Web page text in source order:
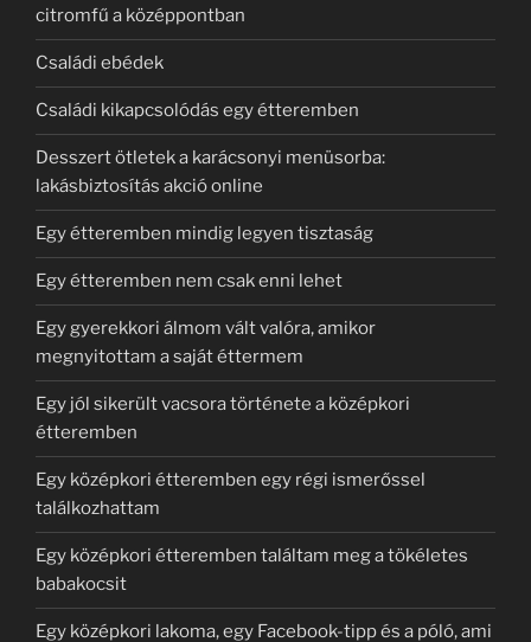
citromfű a középpontban
Családi ebédek
Családi kikapcsolódás egy étteremben
Desszert ötletek a karácsonyi menüsorba:
lakásbiztosítás akció online
Egy étteremben mindig legyen tisztaság
Egy étteremben nem csak enni lehet
Egy gyerekkori álmom vált valóra, amikor
megnyitottam a saját éttermem
Egy jól sikerült vacsora története a középkori
étteremben
Egy középkori étteremben egy régi ismerőssel
találkozhattam
Egy középkori étteremben találtam meg a tökéletes
babakocsit
Egy középkori lakoma, egy Facebook-tipp és a póló, ami